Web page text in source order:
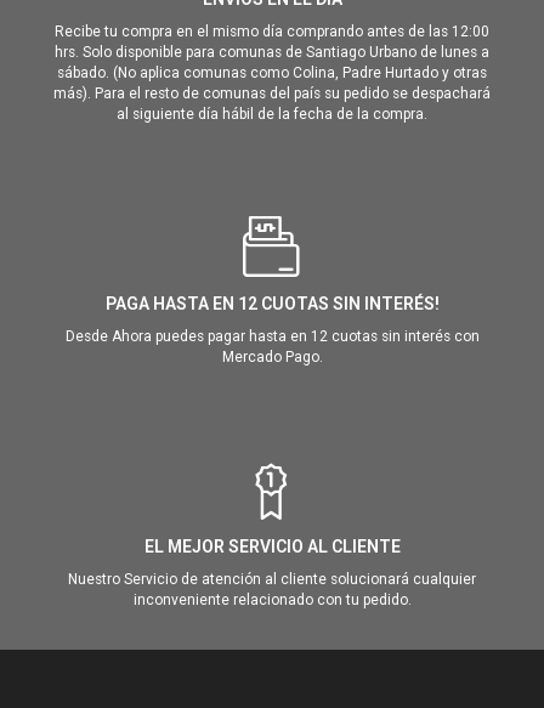
Recibe tu compra en el mismo día comprando antes de las 12:00
hrs. Solo disponible para comunas de Santiago Urbano de lunes a
sábado. (No aplica comunas como Colina, Padre Hurtado y otras
más). Para el resto de comunas del país su pedido se despachará
al siguiente día hábil de la fecha de la compra.
PAGA HASTA EN 12 CUOTAS SIN INTERÉS!
Desde Ahora puedes pagar hasta en 12 cuotas sin interés con
Mercado Pago.
EL MEJOR SERVICIO AL CLIENTE
Nuestro Servicio de atención al cliente solucionará cualquier
inconveniente relacionado con tu pedido.